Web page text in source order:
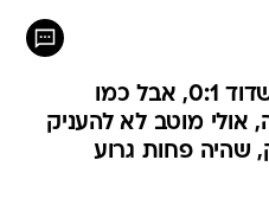
הפועל ת"א ניצחה את אשדוד 0:1, אבל כמו
אולי מוטב לא להעניק
שהיה פחות גרוע